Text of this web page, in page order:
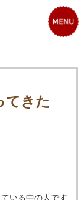
てきた
いる中の人です